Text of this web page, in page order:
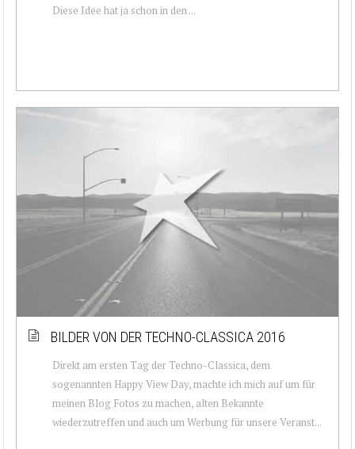
Diese Idee hat ja schon in den ...
BILDER VON DER TECHNO-CLASSICA 2016
Direkt am ersten Tag der Techno-Classica, dem
sogenannten Happy View Day, machte ich mich auf um für
meinen Blog Fotos zu machen, alten Bekannte
wiederzutreffen und auch um Werbung für unsere Veranst...